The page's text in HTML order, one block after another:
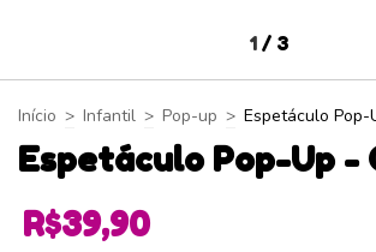
1 / 3
Início > Infantil > Pop-up > Espetáculo Pop-
Espetáculo Pop-Up -
R$39,90